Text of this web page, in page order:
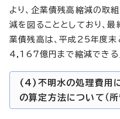
より、企業債残高縮減の取
減を図ることとしており、
業債残高は、平成25年度末
4,167億円まで縮減できる
(4)不明水の処理費用
の算定方法について（